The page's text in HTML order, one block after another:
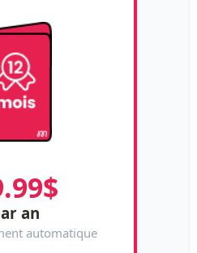
par an
automatique